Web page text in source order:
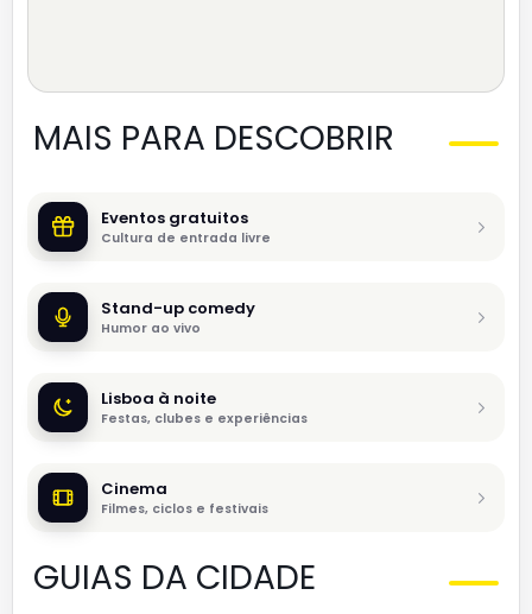
MAIS PARA DESCOBRIR
Eventos gratuitos
Cultura de entrada livre
Stand-up comedy
Humor ao vivo
Lisboa à noite
Festas, clubes e experiências
Cinema
Filmes, ciclos e festivais
GUIAS DA CIDADE